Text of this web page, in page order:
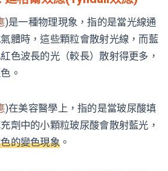
)是一種物理現象，指的是當光線通
體時，這些顆粒會散射光線，而藍
色波長的光（較長）散射得更多，
。
)在美容醫學上，指的是當玻尿酸填
劑中的小顆粒玻尿酸會散射藍光，
的變色現象 。